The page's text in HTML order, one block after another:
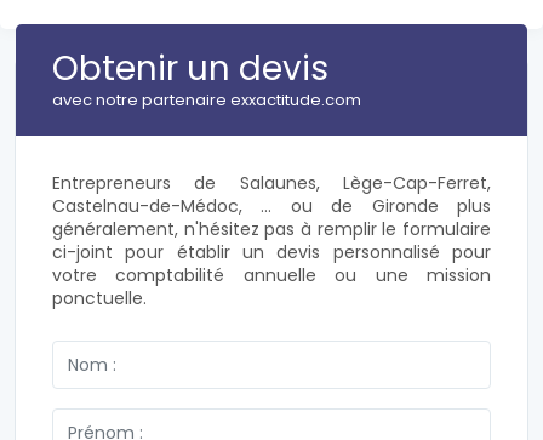
Obtenir un devis
avec notre partenaire exxactitude.com
Entrepreneurs de Salaunes, Lège-Cap-Ferret,
Castelnau-de-Médoc, ... ou de Gironde plus
généralement, n'hésitez pas à remplir le formulaire
ci-joint pour établir un devis personnalisé pour
votre comptabilité annuelle ou une mission
ponctuelle.